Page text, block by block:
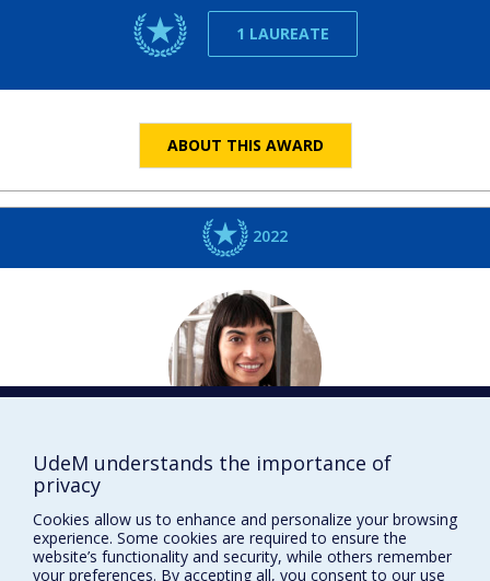
1 LAUREATE
ABOUT THIS AWARD
2022
Abigail E. CELIS
Histoire de l’art, de cinéma et des médias audiovisuels
DISTINCTIONS
UdeM understands the importance of
privacy
Cookies allow us to enhance and personalize your browsing
experience. Some cookies are required to ensure the
website’s functionality and security, while others remember
your preferences. By accepting all, you consent to our use